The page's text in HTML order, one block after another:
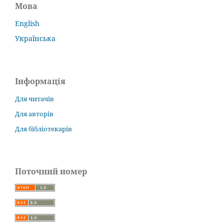
Мова
English
Українська
Інформація
Для читачів
Для авторів
Для бібліотекарів
Поточний номер